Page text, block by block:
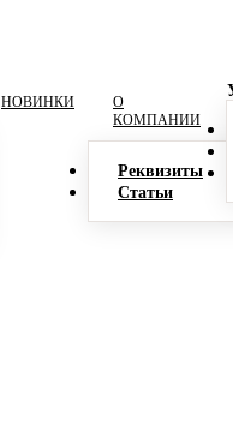
НОВИНКИ
О
КОМПАНИИ
Реквизиты
Статьи